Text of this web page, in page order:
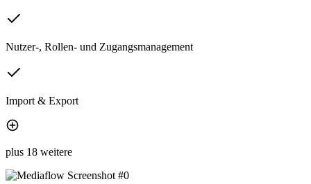
Nutzer-, Rollen- und Zugangsmanagement
Import & Export
plus 18 weitere